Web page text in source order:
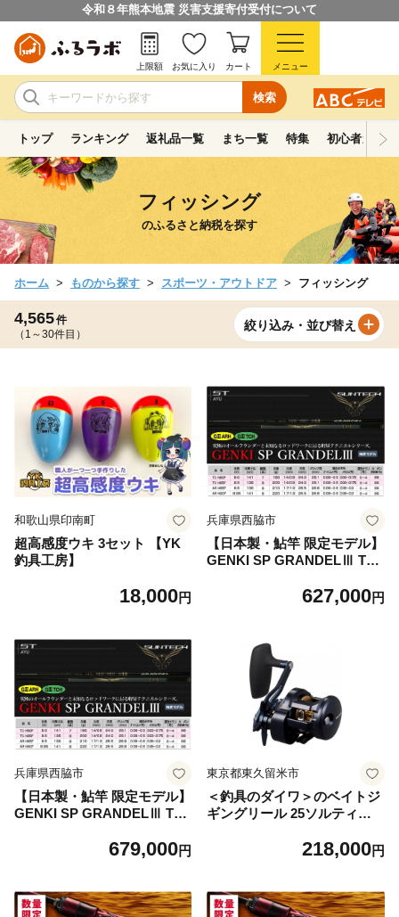
令和８年熊本地震 災害支援寄付受付について
検索
上限額 お気に入り カート メニュー
トップ ランキング 返礼品一覧 まち一覧 特集 初心者ガイド
フィッシング
のふるさと納税を探す
ホーム ものから探す スポーツ・アウトドア フィッシング
4,565件
（1～30件目）
絞り込み・並び替え
和歌山県印南町
超高感度ウキ 3セット 【YK
釣具工房】
18,000円
兵庫県西脇市
【日本製・鮎竿 限定モデル】
GENKI SP GRANDELⅢ TC
627,000円
兵庫県西脇市
【日本製・鮎竿 限定モデル】
GENKI SP GRANDELⅢ TC
679,000円
東京都東久留米市
＜釣具のダイワ＞のベイトジ
ギングリール 25ソルティガ 3
218,000円